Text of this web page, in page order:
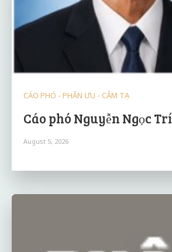
CÁO PHÓ - PHÂN ƯU - CẢM TẠ
Cáo phó Nguyễn Ngọc Trí
August 5, 2026